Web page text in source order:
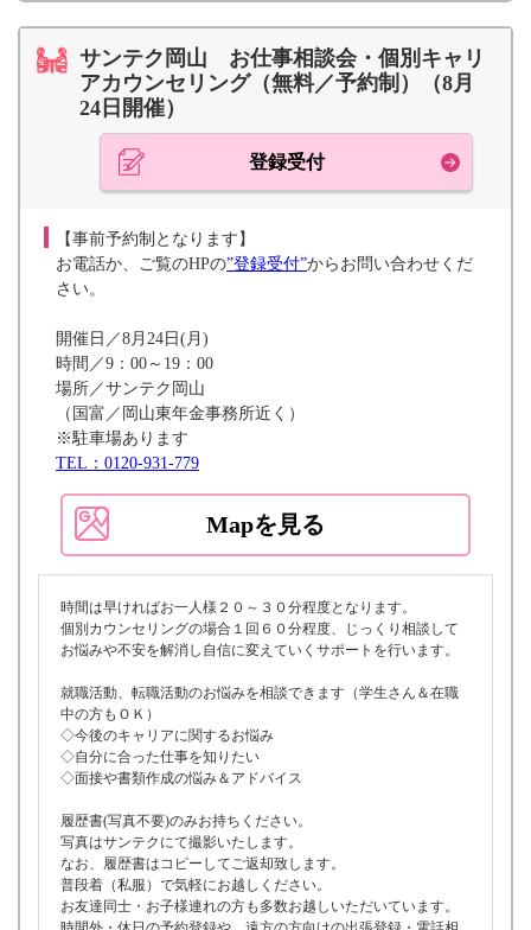
サンテク岡山 お仕事相談会・個別キャリ
アカウンセリング（無料／予約制）（8月
24日開催）
登録受付
【事前予約制となります】
お電話か、ご覧のHPの”登録受付”からお問い合わせくだ
さい。
開催日／8月24日(月)
時間／9：00～19：00
場所／サンテク岡山
（国富／岡山東年金事務所近く）
※駐車場あります
TEL：0120-931-779
Mapを見る
時間は早ければお一人様２０～３０分程度となります。
個別カウンセリングの場合１回６０分程度、じっくり相談して
お悩みや不安を解消し自信に変えていくサポートを行います。
就職活動、転職活動のお悩みを相談できます（学生さん＆在職
中の方もＯＫ）
◇今後のキャリアに関するお悩み
◇自分に合った仕事を知りたい
◇面接や書類作成の悩み＆アドバイス
履歴書(写真不要)のみお持ちください。
写真はサンテクにて撮影いたします。
なお、履歴書はコピーしてご返却致します。
普段着（私服）で気軽にお越しください。
お友達同士・お子様連れの方も多数お越しいただいています。